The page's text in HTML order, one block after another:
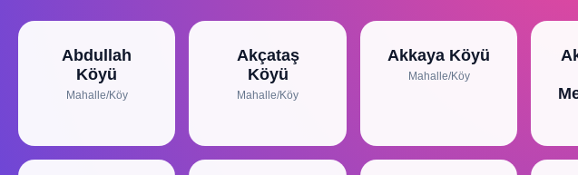
Abdullah
Köyü
Mahalle/Köy
Akçataş
Köyü
Mahalle/Köy
Akkaya Köyü
Mahalle/Köy